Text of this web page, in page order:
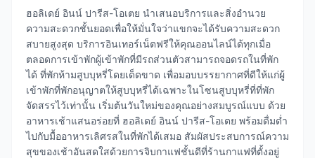
ฮอลิเดย์ อินน์ ปารีส-โอเตย นำเสนอบริการและสิ่งอำนวย
ความสะดวกชั้นยอดเพื่อให้มั่นใจว่าแขกจะได้รับความสะดวก
สบายสูงสุด บริการอินเทอร์เน็ตฟรีให้คุณออนไลน์ได้ทุกเมื่อ
ตลอดการเข้าพักผู้เข้าพักที่มีรถส่วนตัวสามารถจอดรถในที่พัก
ได้ ที่พักห้ามสูบบุหรี่โดยเด็ดขาด เพื่อมอบบรรยากาศที่ดีให้แก่ผู้
เข้าพักที่พักอนุญาตให้สูบบุหรี่ได้เฉพาะในโซนสูบบุหรี่ที่ที่พัก
จัดสรรไว้เท่านั้น เริ่มต้นวันใหม่ของคุณอย่างสมบูรณ์แบบ ด้วย
อาหารเช้าแสนอร่อยที่ ฮอลิเดย์ อินน์ ปารีส-โอเตย พร้อมดื่มด่ำ
ไปกับมื้ออาหารเลิศรสในที่พักได้เสมอ สัมผัสประสบการณ์ความ
สุขของเช้าอันสดใสด้วยการจิบกาแฟชั้นดีที่ร้านกาแฟที่ตั้งอยู่